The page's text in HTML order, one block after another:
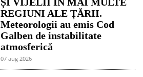
REGIUNI ALE ȚĂRII.
Meteorologii au emis Cod
Galben de instabilitate
atmosferică
07 aug 2026